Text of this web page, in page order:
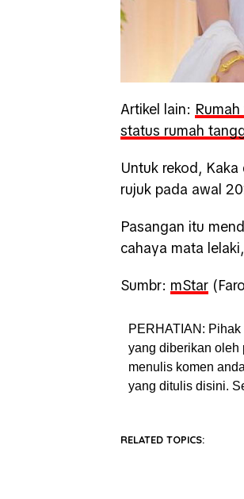
Artikel lain:
status rumah
Untuk rekod,
rujuk pada awal
Pasangan itu
cahaya mata
Sumbr: mStar
PERHATIAN:
yang diberikan oleh
menulis komen
yang ditulis disini.
RELATED TOPICS: